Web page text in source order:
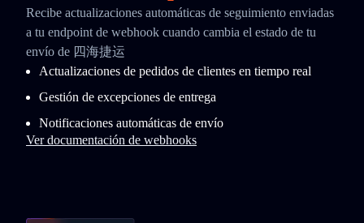
Recibe actualizaciones automáticas de seguimiento enviadas
a tu endpoint de webhook cuando cambia el estado de tu
envío de 四海捷运
Actualizaciones de pedidos de clientes en tiempo real
Gestión de excepciones de entrega
Notificaciones automáticas de envío
Ver documentación de webhooks